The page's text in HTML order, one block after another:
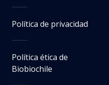
Política de privacidad
Política ética de
Biobiochile